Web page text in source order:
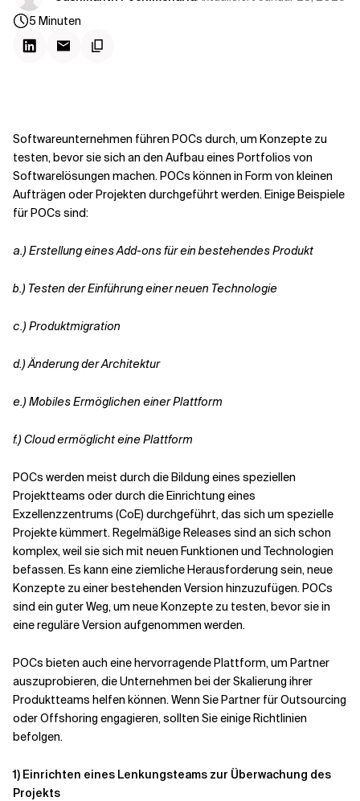
Verwandte Themen
5 Minuten
Softwareunternehmen führen POCs durch, um Konzepte zu
testen, bevor sie sich an den Aufbau eines Portfolios von
Softwarelösungen machen. POCs können in Form von kleinen
Aufträgen oder Projekten durchgeführt werden. Einige Beispiele
für POCs sind:
a.) Erstellung eines Add-ons für ein bestehendes Produkt
b.) Testen der Einführung einer neuen Technologie
c.) Produktmigration
d.)Änderung der Architektur
e.) Mobiles Ermöglichen einer Plattform
f.) Cloud ermöglicht eine Plattform
POCs werden meist durch die Bildung eines speziellen
Projektteams oder durch die Einrichtung eines
Exzellenzzentrums (CoE) durchgeführt, das sich um spezielle
Projekte kümmert. Regelmäßige Releases sind an sich schon
komplex, weil sie sich mit neuen Funktionen und Technologien
befassen. Es kann eine ziemliche Herausforderung sein, neue
Konzepte zu einer bestehenden Version hinzuzufügen. POCs
sind ein guter Weg, um neue Konzepte zu testen, bevor sie in
eine reguläre Version aufgenommen werden.
POCs bieten auch eine hervorragende Plattform, um Partner
auszuprobieren, die Unternehmen bei der Skalierung ihrer
Produktteams helfen können. Wenn Sie Partner für Outsourcing
oder Offshoring engagieren, sollten Sie einige Richtlinien
befolgen.
1) Einrichten eines Lenkungsteams zur Überwachung des
Projekts